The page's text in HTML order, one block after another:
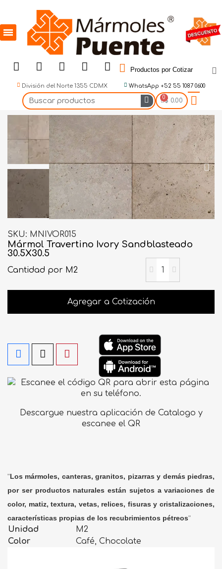
Productos por Cotizar
División del Norte 1355 CDMX WhatsApp +52 55 1087 0600
$ 0.00
SKU MNIVOR015
Mármol Travertino Ivory Sandblasteado
30.5X30.5
Cantidad por M2
Agregar a Cotización
Descargue nuestra aplicación de Catalogo y
escanee el QR
"Los mármoles, canteras, granitos, pizarras y demás piedras,
por ser productos naturales están sujetos a variaciones de
color, matiz, textura, vetas, relices, fisuras y cristalizaciones,
características propias de los recubrimientos pétreos"
Unidad
M2
Color
Café, Chocolate